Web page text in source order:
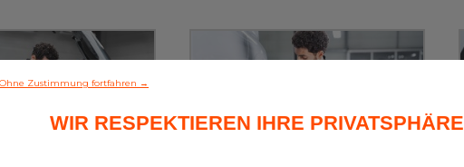
Ohne Zustimmung fortfahren →
WIR RESPEKTIEREN IHRE PRIVATSPHÄRE